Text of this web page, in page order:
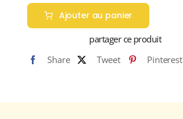
de
Cave
de
Pourçain
A.O.C.
Ajouter au panier
partager ce produit
Share
Tweet Pinterest